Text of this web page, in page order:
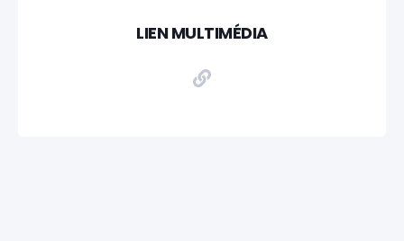
LIEN MULTIMÉDIA